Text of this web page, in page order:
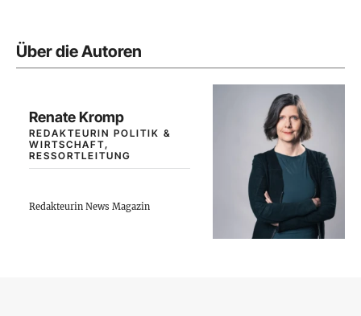
Über die Autoren
Renate Kromp
REDAKTEURIN POLITIK &
WIRTSCHAFT,
RESSORTLEITUNG
Redakteurin News Magazin